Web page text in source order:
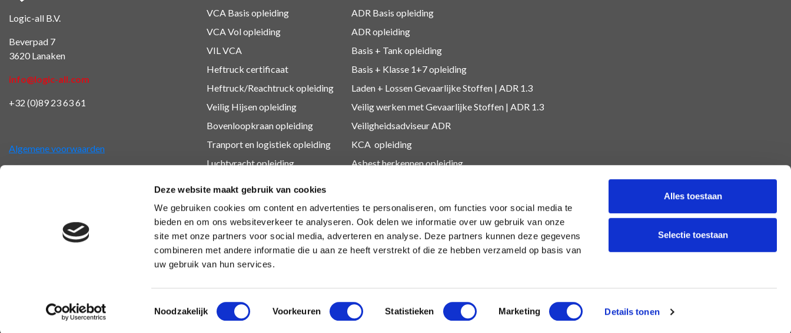
Deze website maakt gebruik van cookies
We gebruiken cookies om content en advertenties te personaliseren, om functies voor social media te
bieden en om ons websiteverkeer te analyseren. Ook delen we informatie over uw gebruik van onze
site met onze partners voor social media, adverteren en analyse. Deze partners kunnen deze gegevens
combineren met andere informatie die u aan ze heeft verstrekt of die ze hebben verzameld op basis van
uw gebruik van hun services.
Toestemmingsselectie
Noodzakelijk Voorkeuren Statistieken Marketing Details tonen
Alles toestaan
Selectie toestaan
Logic-all B.V.
Beverpad 7
3620 Lanaken
info@logic-all.com
+32 (0)89 23 63 61
Algemene voorwaarden
VCA Basis opleiding
VCA Vol opleiding
VIL VCA
Heftruck certificaat
Heftruck/Reachtruck opleiding
Veilig Hijsen opleiding
Bovenloopkraan opleiding
Tranport en logistiek opleiding
Luchtvrachtopleiding
Overige opleidingen
ADR Basis opleiding
ADR opleiding
Basis + Tank opleiding
Basis + Klasse 1+7opleiding
Laden + Lossen Gevaarlijke Stoffen | ADR 1.3
Veilig werken met Gevaarlijke Stoffen | ADR 1.3
Veiligheidsadviseur ADR
KCA opleiding
Asbest herkennenopleiding
Depothouder gevaarlijke afvalstoffen
Medewerkers gevaarlijk afval
Copyright 2026